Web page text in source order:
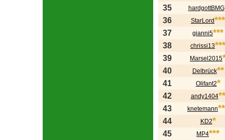
35 hardgottBMG
36 StarLord***
37 gianni5***
38 chrissi13***
39 Marsel2015
40 Delbrück**
41 Olifant2*
42 andy1404**
43 knetemann
44 KD2*
45 MP4***